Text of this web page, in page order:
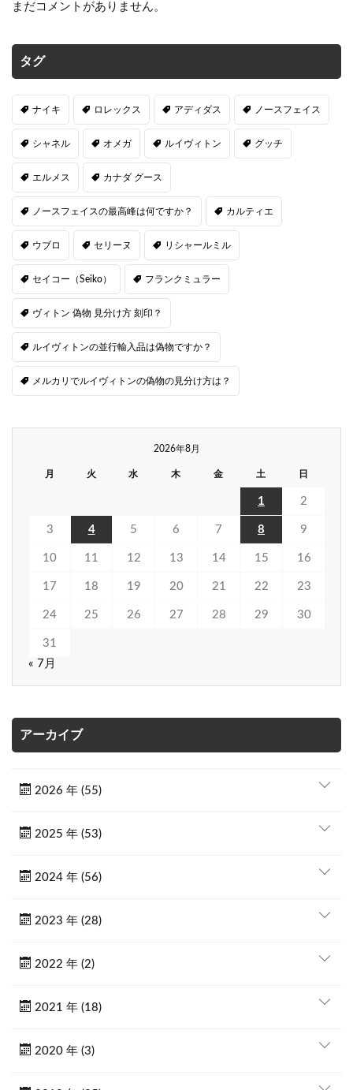
まだコメントがありません。
タグ
ナイキ ロレックス アディダス ノースフェイス
シャネル オメガ ルイヴィトン グッチ
エルメス カナダ グース
ノースフェイスの最高峰は何ですか？ カルティエ
ウブロ セリーヌ リシャールミル
セイコー（Seiko） フランクミュラー
ヴィトン 偽物 見分け方 刻印？
ルイヴィトンの並行輸入品は偽物ですか？
メルカリでルイヴィトンの偽物の見分け方は？
2026年8月
月 火 水 木 金 土 日
1 2
3 4 5 6 7 8 9
10 11 12 13 14 15 16
17 18 19 20 21 22 23
24 25 26 27 28 29 30
31
« 7月
アーカイブ
2026 年 (55)
2025 年 (53)
2024 年 (56)
2023 年 (28)
2022 年 (2)
2021 年 (18)
2020 年 (3)